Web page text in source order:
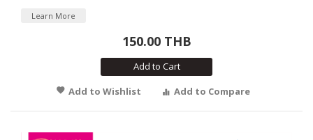
Learn More
150.00 THB
Add to Cart
Add to Wishlist
Add to Compare